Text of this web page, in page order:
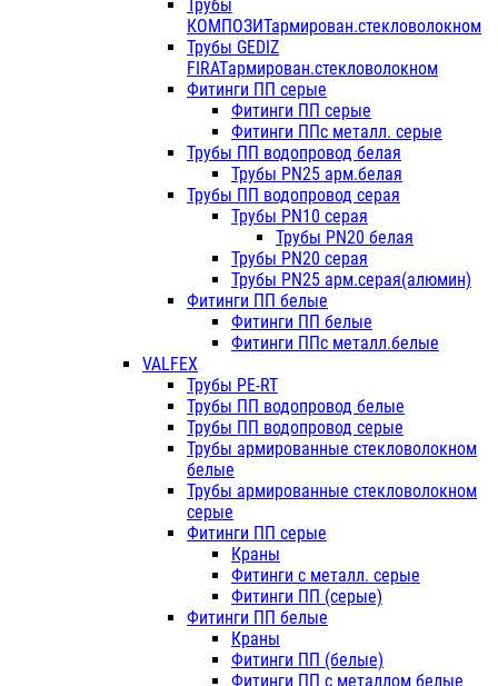
Трубы
КОМПОЗИТармирован.стекловолокном
Трубы GEDIZ
FIRATармирован.стекловолокном
Фитинги ПП серые
Фитинги ПП серые
Фитинги ППс металл. серые
Трубы ПП водопровод белая
Трубы PN25 арм.белая
Трубы ПП водопровод серая
Трубы PN10 серая
Трубы PN20 белая
Трубы PN20 серая
Трубы PN25 арм.серая(алюмин)
Фитинги ПП белые
Фитинги ПП белые
Фитинги ППс металл.белые
VALFEX
Трубы PE-RT
Трубы ПП водопровод белые
Трубы ПП водопровод серые
Трубы армированные стекловолокном
белые
Трубы армированные стекловолокном
серые
Фитинги ПП серые
Краны
Фитинги с металл. серые
Фитинги ПП (серые)
Фитинги ПП белые
Краны
Фитинги ПП (белые)
Фитинги ПП с металлом белые